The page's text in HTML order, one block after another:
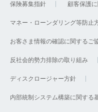
保険募集指針 顧客保護
マネー・ローンダリング等防止
お客さま情報の確認に関するご
反社会的勢力排除の取り組み
ディスクロージャー方針
内部統制システム構築に関する